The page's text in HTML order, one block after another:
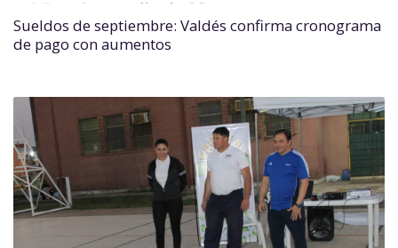
Sueldos de septiembre: Valdés confirma cronograma
de pago con aumentos